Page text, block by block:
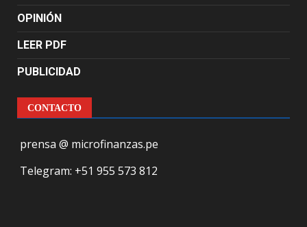
OPINIÓN
LEER PDF
PUBLICIDAD
CONTACTO
prensa @ microfinanzas.pe
Telegram: +51 955 573 812